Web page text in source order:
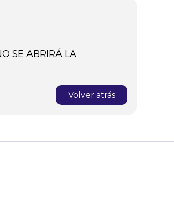
SE ABRIRÁ LA
Volver atrás